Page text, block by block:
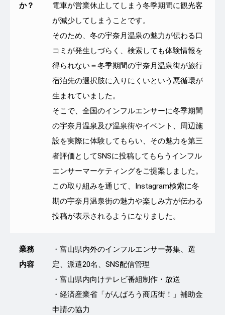
か？
電車が営業休止してしまう冬季期間に観光客
が減少してしまうことです。
そのため、冬の宇奈月温泉の魅力が伝わる口
コミが発生しづらく、検索しても体験情報を
得られない＝冬季期間の宇奈月温泉街が旅行
宿泊先の選択肢に入りにくいという悪循環が
生まれていました。
そこで、全国のインフルエンサーに冬季期間
の宇奈月温泉及び温泉街やイベント、周辺施
設を実際に体験してもらい、その魅力を第三
者評価としてSNSに投稿してもらうインフル
エンサーマーケティングをご提案しました。
この取り組みを通じて、Instagram検索に冬
期の宇奈月温泉街の魅力や楽しみ方が伝わる
投稿が表示されるようになりました。
業務
内容
・富山県内外のインフルエンサー募集、選
定、派遣20名、SNS配信管理
・富山県内向けテレビ番組制作・放送
・経済産業省「がんばろう商店街！」補助金
申請の協力